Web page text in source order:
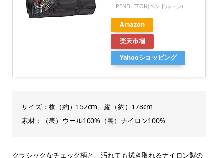
PENDLETON(ペンドルトン)
Amazon
楽天市場
Yahooショッピング
サイズ：横（約）152cm、縦（約）178cm
素材：（表）ウール100%（裏）ナイロン100%
クラシックなチェック柄と、汚れても拭き取れるナイロン製の